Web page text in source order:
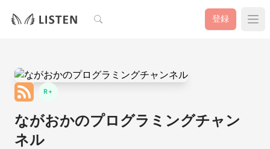
検索 登録
R+
ながおかのプログラミングチャン
ネル